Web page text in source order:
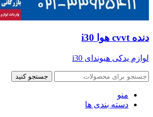
دنده cvvt هوا i30
لوازم یدکی هیوندای i30
جستجو کنید
منو
دسته بندی ها